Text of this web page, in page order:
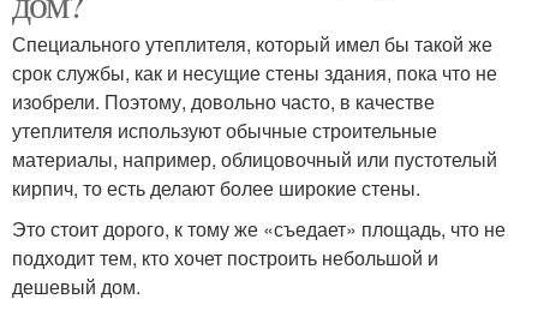
Специального утеплителя, который имел бы такой же
срок службы, как и несущие стены здания, пока что не
изобрели. Поэтому, довольно часто, в качестве
утеплителя используют обычные строительные
материалы, например, облицовочный или пустотелый
кирпич, то есть делают более широкие стены.
Это стоит дорого, к тому же «съедает» площадь, что не
подходит тем, кто хочет построить небольшой и
дешевый дом.